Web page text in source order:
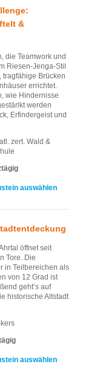
&
die Teamwork und
Riesen-Jenga-Stil
tragfähige Brücken
errichtet.
wie Hindernisse
werden
Erfindergeist und
zert. Wald &
auswählen
öffnet seit
Tore. Die
in Teilbereichen als
von 12 Grad ist
geht’s auf
historische Altstadt
auswählen